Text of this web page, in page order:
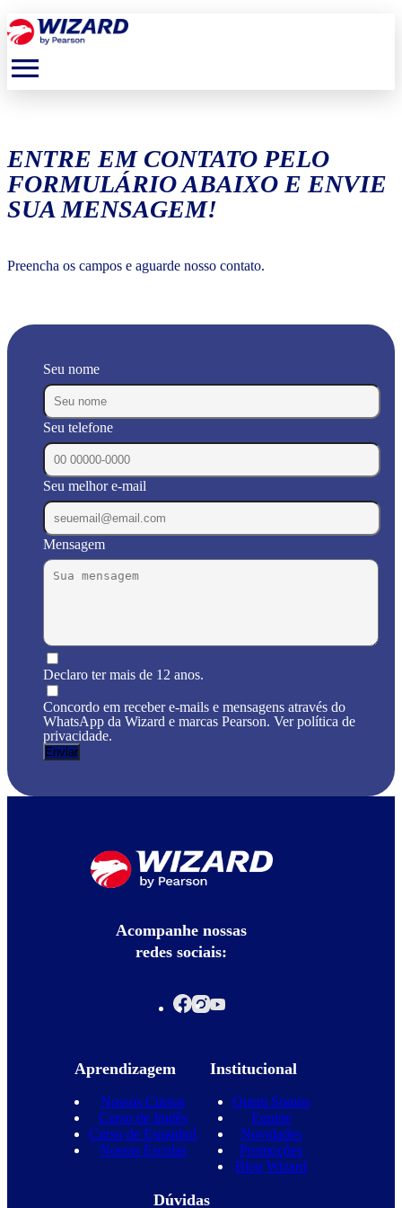
menu
ENTRE EM CONTATO PELO
FORMULÁRIO ABAIXO E ENVIE
SUA MENSAGEM!
Preencha os campos e aguarde nosso contato.
Seu nome
Seu telefone
Seu melhor e-mail
Mensagem
Declaro ter mais de 12 anos.
Concordo em receber e-mails e mensagens através do
WhatsApp da Wizard e marcas Pearson. Ver política de
privacidade.
Acompanhe nossas
redes sociais:
Aprendizagem
Nossos Cursos
Curso de Inglês
Curso de Espanhol
Nossas Escolas
Institucional
Quem Somos
Equipe
Novidades
Promoções
Blog Wizard
Dúvidas